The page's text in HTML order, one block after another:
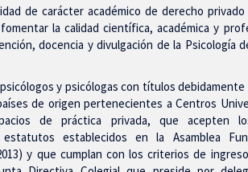
de carácter académico de derecho
la calidad científica, académica y
docencia y divulgación de la Psicología
y psicólogas con títulos
de origen pertenecientes a Centros
de práctica privada, que acepten
establecidos en la Asamblea
y que cumplan con los criterios de